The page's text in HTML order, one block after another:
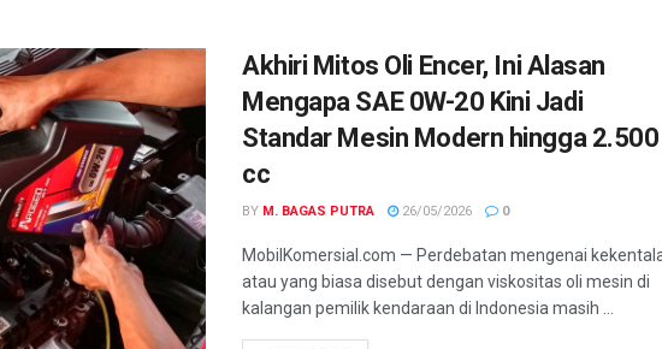
Akhiri Mitos Oli Encer, Ini Alasan
Mengapa SAE 0W-20 Kini Jadi
Standar Mesin Modern hingga 2.500
cc
BY M. BAGAS PUTRA 26/05/2026 0
MobilKomersial.com — Perdebatan mengenai
atau yang biasa disebut dengan viskositas oli mesin di
kalangan pemilik kendaraan di Indonesia masih ...